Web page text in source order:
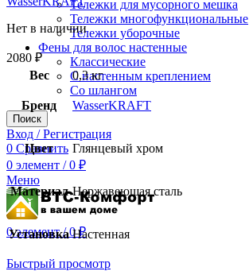
Тележки для мусорного мешка
Тележки многофункциональные
Тележки уборочные
Фены для волос настенные
Классические
С настенным креплением
Со шлангом
Поиск
Вход / Регистрация
0 Сравнить
0 элемент / 0 ₽
Меню
0элемент / 0₽
Нет в наличии
2080 ₽
Вес
0,3 кг
Бренд WasserKRAFT
Цвет Глянцевый хром
Материал Нержавеющая сталь
Установка Настенная
Быстрый просмотр